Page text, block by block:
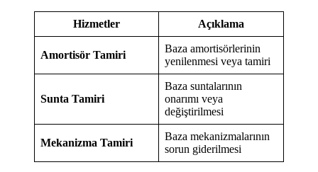
Hizmetler Açıklama
Amortisör Tamiri
Baza amortisörlerinin
yenilenmesi veya tamiri
Sunta Tamiri
Baza suntalarının
onarımı veya
değiştirilmesi
Mekanizma Tamiri
Baza mekanizmalarının
sorun giderilmesi